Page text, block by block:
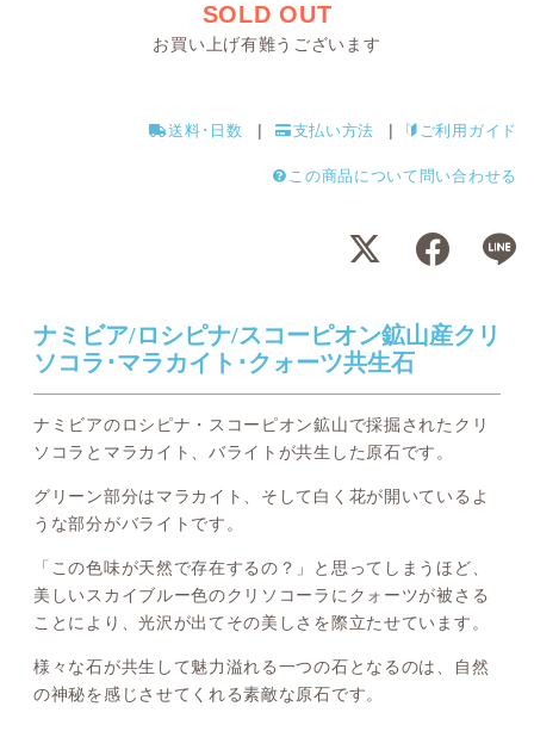
SOLD OUT
お買い上げ有難うございます
送料･日数 支払い方法 ご利用ガイド
この商品について問い合わせる
ナミビア/ロシピナ/スコーピオン鉱山産クリ
ソコラ･マラカイト･クォーツ共生石
ナミビアのロシピナ・スコーピオン鉱山で採掘されたクリ
ソコラとマラカイト、バライトが共生した原石です。
グリーン部分はマラカイト、そして白く花が開いているよ
うな部分がバライトです。
「この色味が天然で存在するの？」と思ってしまうほど、
美しいスカイブルー色のクリソコーラにクォーツが被さる
ことにより、光沢が出てその美しさを際立たせています。
様々な石が共生して魅力溢れる一つの石となるのは、自然
の神秘を感じさせてくれる素敵な原石です。